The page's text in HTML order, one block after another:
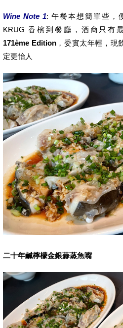
Wine Note 1: 午餐本想簡單些，
KRUG 香檳到餐廳，酒商只有
171ème Edition，委實太年輕，現
定更怡人
二十年鹹檸檬金銀蒜蒸魚嘴